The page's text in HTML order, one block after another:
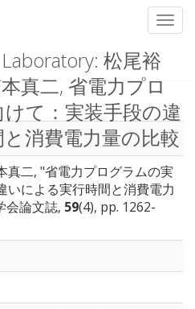
松尾裕
真二, 省電力プロ
て：実装手段の違
消費電力量の比較
真二, "省電力プログラムの実
いによる実行時間と消費電力
会論文誌, 59(4), pp. 1262-